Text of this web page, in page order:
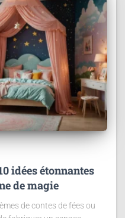
idées étonnantes
de magie
de contes de fées ou